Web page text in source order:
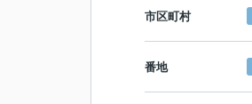
市区町村
番地